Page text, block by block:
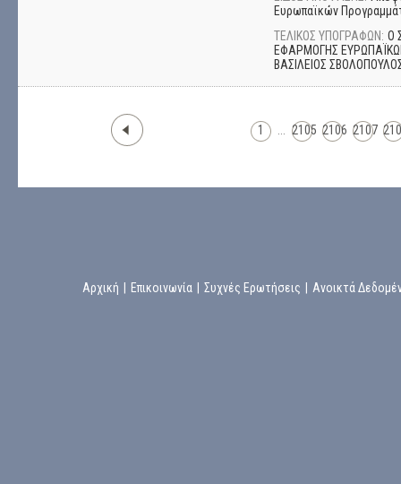
Ευρωπαϊκών
ΤΕΛΙΚΟΣ ΥΠΟΓΡΑΦΩΝ: Ο
ΕΦΑΡΜΟΓΗΣ
ΒΑΣΙΛΕΙΟΣ
1 2105 2106 2107
Αρχική Επικοινωνία Συχνές Ερωτήσεις Ανοικτά